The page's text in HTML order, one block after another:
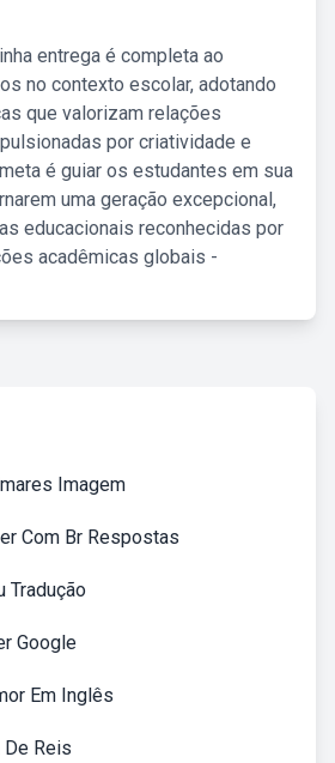
entrega é completa ao
no contexto escolar, adotando
que valorizam relações
por criatividade e
é guiar os estudantes em sua
uma geração excepcional,
educacionais reconhecidas por
acadêmicas globais -
Imagem
Com Br Respostas
Tradução
Google
Em Inglês
Reis